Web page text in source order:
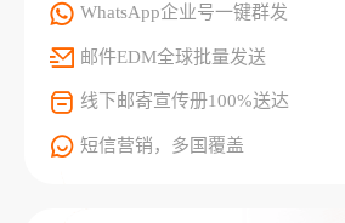
WhatsApp企业号一键群发
邮件EDM全球批量发送
线下邮寄宣传册100%送达
短信营销，多国覆盖